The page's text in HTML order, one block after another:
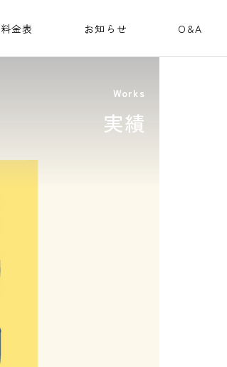
料金表 お知らせ O&A
Works
実績